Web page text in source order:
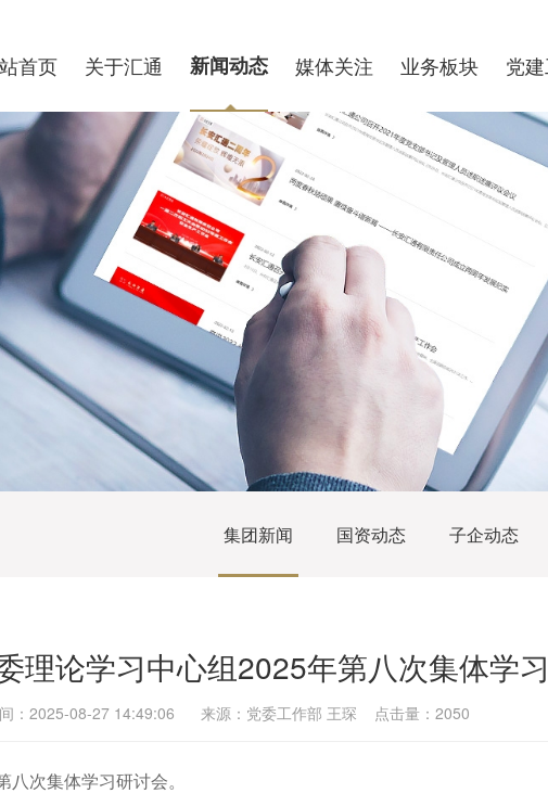
首页 关于汇通 新闻动态 媒体关注 业务板块 党
集团新闻 国资动态 子企动态
理论学习中心组2025年第八次集体学
：2025-08-27 14:49:06 来源：党委工作部 王琛 点击量：2050
次集体学习研讨会。